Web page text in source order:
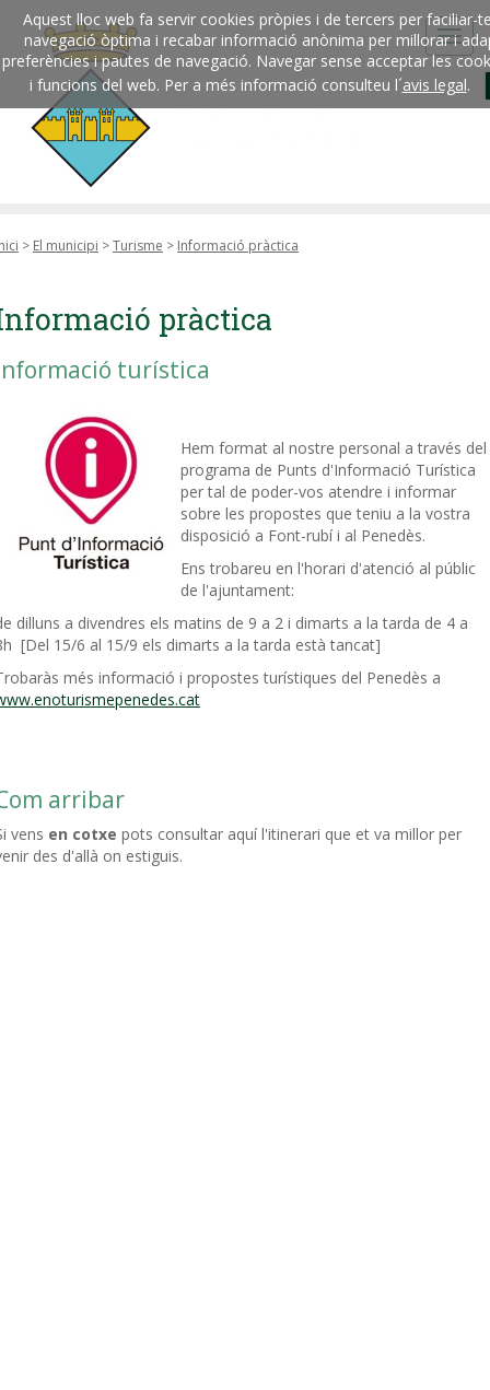
Aquest lloc web fa servir cookies pròpies i de tercers per faciliar-
navegació òptima i recabar informació anònima per millorar i
preferències i pautes de navegació. Navegar sense acceptar les
i funcions del web. Per a més informació consulteu l´avis legal.
> El municipi >Turisme > Informació pràctica
pràctica
turística
Hem format al nostre personal a través del
programa de Punts d'Informació Turística
per tal de poder-vos atendre i informar
sobre les propostes que teniu a la vostra
disposició a Font-rubí i al Penedès.
Ens trobareu en l'horari d'atenció al públic
de l'ajuntament:
dilluns a divendres els matins de 9 a 2 i dimarts a la tarda de 4 a
[Del 15/6 al 15/9 els dimarts a la tarda està tancat]
més informació i propostes turístiques del Penedès a
arribar
vens en cotxe pots consultar aquí l'itinerari que et va millor per
des d'allà on estiguis.